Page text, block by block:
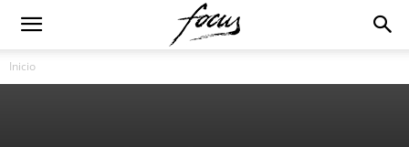
Inicio